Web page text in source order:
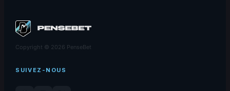
Copyright © 2026 PenseBet
SUIVEZ-NOUS